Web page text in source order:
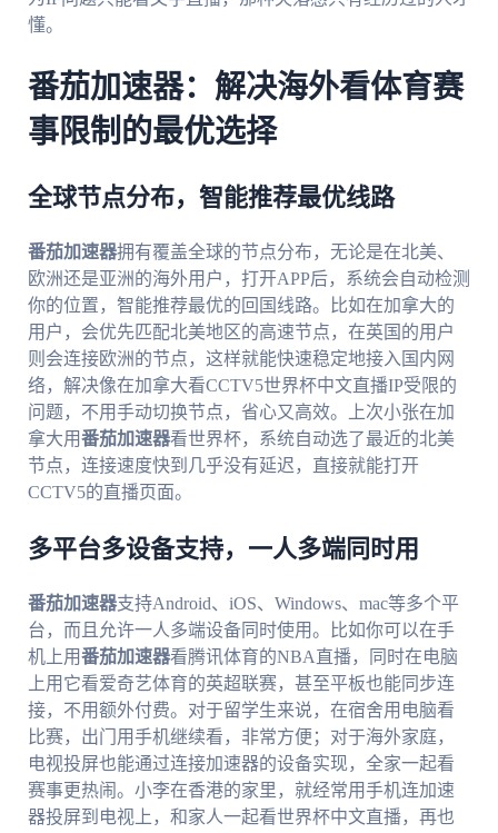
懂。
番茄加速器：解决海外看体育赛
事限制的最优选择
全球节点分布，智能推荐最优线路
番茄加速器拥有覆盖全球的节点分布，无论是在北美、
欧洲还是亚洲的海外用户，打开APP后，系统会自动检测
你的位置，智能推荐最优的回国线路。比如在加拿大的
用户，会优先匹配北美地区的高速节点，在英国的用户
则会连接欧洲的节点，这样就能快速稳定地接入国内网
络，解决像在加拿大看CCTV5世界杯中文直播IP受限的
问题，不用手动切换节点，省心又高效。上次小张在加
拿大用番茄加速器看世界杯，系统自动选了最近的北美
节点，连接速度快到几乎没有延迟，直接就能打开
CCTV5的直播页面。
多平台多设备支持，一人多端同时用
番茄加速器支持Android、iOS、Windows、mac等多个平
台，而且允许一人多端设备同时使用。比如你可以在手
机上用番茄加速器看腾讯体育的NBA直播，同时在电脑
上用它看爱奇艺体育的英超联赛，甚至平板也能同步连
接，不用额外付费。对于留学生来说，在宿舍用电脑看
比赛，出门用手机继续看，非常方便；对于海外家庭，
电视投屏也能通过连接加速器的设备实现，全家一起看
赛事更热闹。小李在香港的家里，就经常用手机连加速
器投屏到电视上，和家人一起看世界杯中文直播，再也